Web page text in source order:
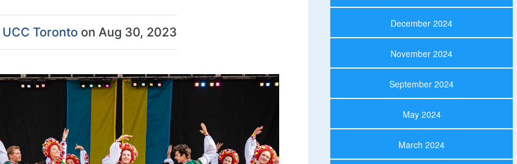
UCC Toronto on Aug 30, 2023
December 2024
November 2024
September 2024
May 2024
March 2024